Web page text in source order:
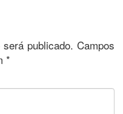
publicado. Campos
*